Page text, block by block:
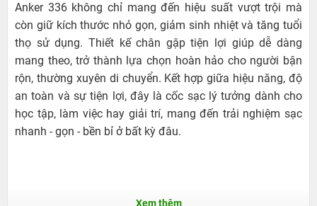
Anker 336 không chỉ mang đến hiệu suất vượt trội mà
còn giữ kích thước nhỏ gọn, giảm sinh nhiệt và tăng tuổi
thọ sử dụng. Thiết kế chân gập tiện lợi giúp dễ dàng
mang theo, trở thành lựa chọn hoàn hảo cho người bận
rộn, thường xuyên di chuyển. Kết hợp giữa hiệu năng, độ
an toàn và sự tiện lợi, đây là cốc sạc lý tưởng dành cho
học tập, làm việc hay giải trí, mang đến trải nghiệm sạc
nhanh - gọn - bền bỉ ở bất kỳ đâu.
Xem thêm